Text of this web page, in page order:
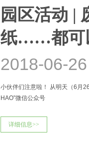
园区活动 |
纸……都可
2018-06-26
小伙伴们注意啦！ 从明天（6月
HAO”微信公众号
详细信息>>